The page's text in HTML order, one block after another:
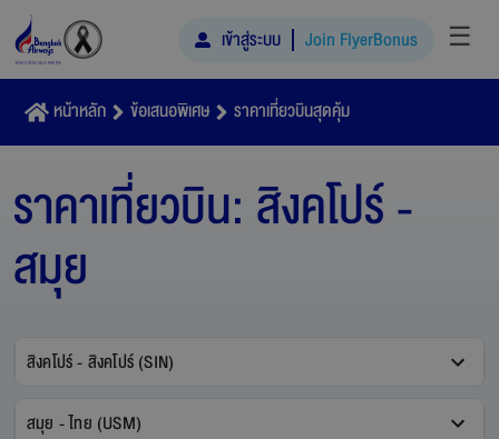
เข้าสู่ระบบ Join FlyerBonus ☰
หน้าหลัก ข้อเสนอพิเศษ ราคาเที่ยวบินสุดคุ้ม
ราคาเที่ยวบิน: สิงคโปร์ -
สมุย
สิงคโปร์ - สิงคโปร์ (SIN)
สมุย - ไทย (USM)